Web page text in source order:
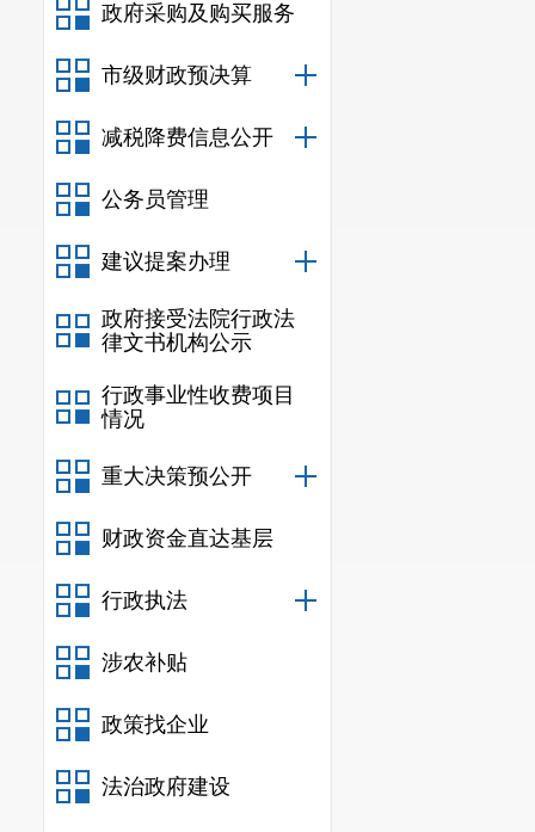
政府采购及购买服务
市级财政预决算
减税降费信息公开
公务员管理
建议提案办理
政府接受法院行政法
律文书机构公示
行政事业性收费项目
情况
重大决策预公开
财政资金直达基层
行政执法
涉农补贴
政策找企业
法治政府建设